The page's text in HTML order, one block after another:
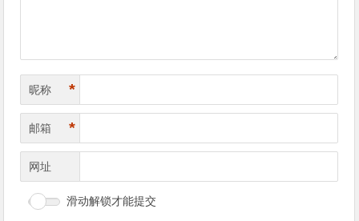
昵称 *
邮箱 *
网址
滑动解锁才能提交